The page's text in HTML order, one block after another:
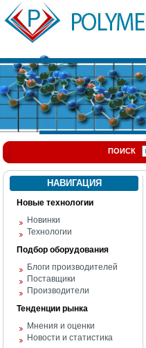
ПОИСК
НАВИГАЦИЯ
Новые технологии
Новинки
Технологии
Подбор оборудования
Блоги производителей
Поставщики
Производители
Тенденции рынка
Мнения и оценки
Новости и статистика